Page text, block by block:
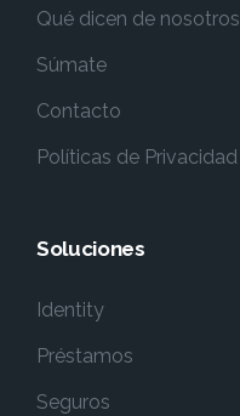
Qué dicen de nosotros
Súmate
Contacto
Políticas de Privacidad
Soluciones
Identity
Préstamos
Seguros